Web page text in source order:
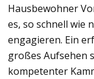
Hausbewohner
es, so schnell wie
engagieren. Ein
großes Aufsehen
kompetenter